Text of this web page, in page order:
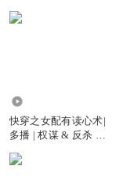
快穿之女配有读心术|
多播 | 权谋 & 反杀 |
局